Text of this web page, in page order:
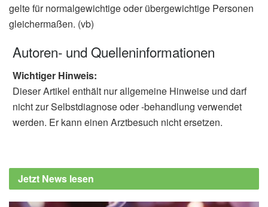
gelte für normalgewichtige oder übergewichtige Personen
gleichermaßen. (vb)
Autoren- und Quelleninformationen
Wichtiger Hinweis:
Dieser Artikel enthält nur allgemeine Hinweise und darf
nicht zur Selbstdiagnose oder -behandlung verwendet
werden. Er kann einen Arztbesuch nicht ersetzen.
Jetzt News lesen